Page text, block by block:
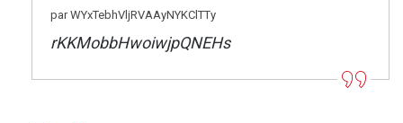
par WYxTebhVljRVAAyNYKClTTy
rKKMobbHwoiwjpQNEHs